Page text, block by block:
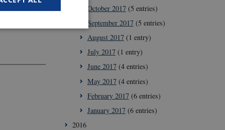
October 2017(5 entries)
September 2017(5 entries)
August 2017(1 entry)
July 2017(1 entry)
June 2017(4 entries)
May 2017(4 entries)
February 2017(6 entries)
January 2017(6 entries)
2016
without these